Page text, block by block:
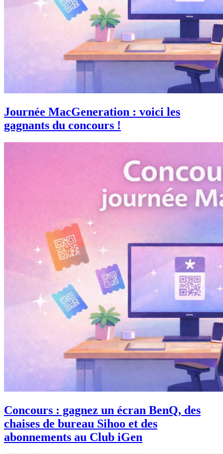
Journée MacGeneration : voici les
gagnants du concours !
Concours : gagnez un écran BenQ, des
chaises de bureau Sihoo et des
abonnements au Club iGen